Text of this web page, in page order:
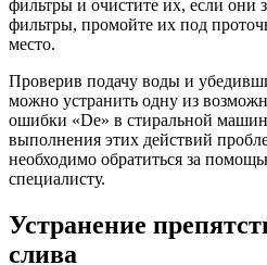
фильтры и очистите их, если они
фильтры, промойте их под
место.
Проверив подачу воды и
можно устранить одну из
ошибки «De» в стиральной
выполнения этих действий
необходимо обратиться за
специалисту.
Устранение
слива